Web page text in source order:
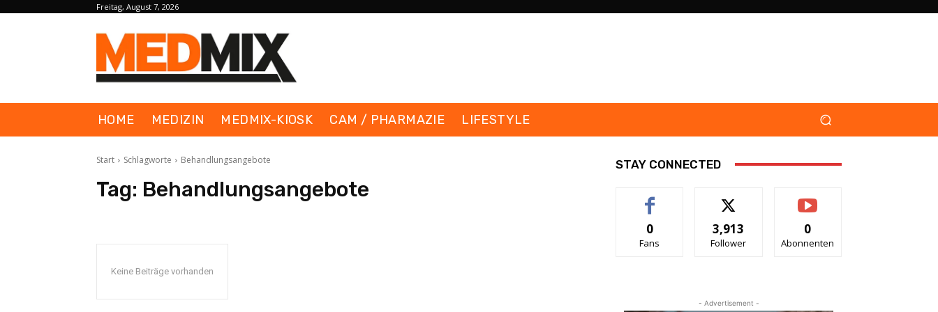
Freitag, August 7, 2026
HOME MEDIZIN MEDMIX-KIOSK CAM / PHARMAZIE LIFESTYLE
Start Schlagworte Behandlungsangebote
Tag: Behandlungsangebote
Keine Beiträge vorhanden
STAY CONNECTED
0
Fans
3,913
Follower
0
Abonnenten
- Advertisement -